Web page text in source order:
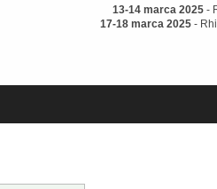
13-14 marca 2025 -
17-18 marca 2025 -